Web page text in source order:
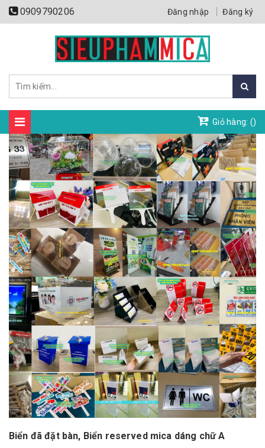
0909790206 Đăng nhập Đăng ký
Giỏ hàng: ()
Biển đã đặt bàn, Biển reserved mica dáng chữ A